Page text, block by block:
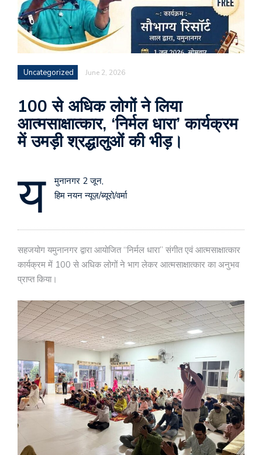
Uncategorized June 2, 2026
100 से अधिक लोगों ने लिया
आत्मसाक्षात्कार, ‘निर्मल धारा’ कार्यक्रम
में उमड़ी श्रद्धालुओं की भीड़।
य
मुनानगर 2 जून,
हिम नयन न्यूज़/ब्यूरो/वर्मा
सहजयोग यमुनानगर द्वारा आयोजित “निर्मल धारा” संगीत एवं आत्मसाक्षात्कार
कार्यक्रम में 100 से अधिक लोगों ने भाग लेकर आत्मसाक्षात्कार का अनुभव
प्राप्त किया।